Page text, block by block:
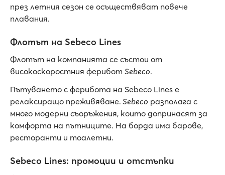
през летния сезон се осъществяват повече
плавания.
Флотът на Sebeco Lines
Флотът на компанията се състои от
високоскоростния ферибот Sebeco.
Пътуването с ферибота на Sebeco Lines е
релаксиращо преживяване. Sebeco разполага с
много модерни съоръжения, които допринасят за
комфорта на пътниците. На борда има барове,
ресторанти и тоалетни.
Sebeco Lines: промоции и отстъпки